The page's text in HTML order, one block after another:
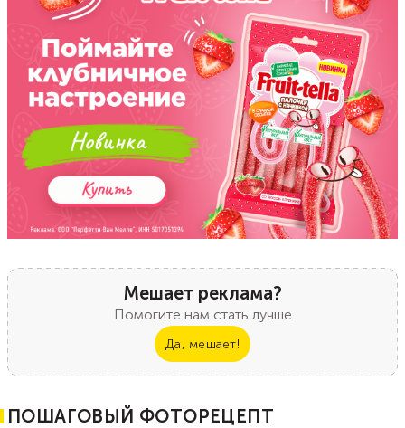
Мешает реклама?
Помогите нам стать лучше
Да, мешает!
ПОШАГОВЫЙ ФОТОРЕЦЕПТ